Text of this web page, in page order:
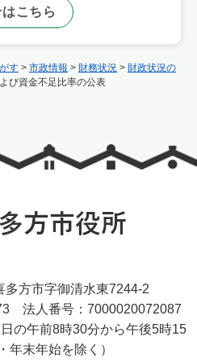
す > 市政情報 > 財務状況 > 財政状況の
び資金不足比率の公表
こちら
多方市字御清水東7244-2
法人番号：7000020072087
の午前8時30分から午後5時15
年末年始を除く）